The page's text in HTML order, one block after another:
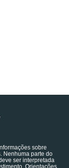
sobre
Nenhuma parte do
ser interpretada
Orientações